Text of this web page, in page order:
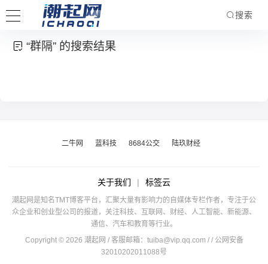
搜索
“群隔” 的搜索结果
二牛网 蓝科技 8684公交 陆玖财经
关于我们 | 标签云
潮起网是知名TMT博客平台，汇聚大量有影响力的自媒体专栏作者，专注于公
众企业和创业型公司的报道，关注科技、互联网、财经、人工智能、新能源、
通信、汽车和教育等行业。
Copyright © 2026 潮起网 / 客服邮箱： tuiba@vip.qq.com / / 公网安备
32010202011088号